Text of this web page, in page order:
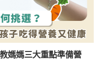
媽媽三大重點準備營